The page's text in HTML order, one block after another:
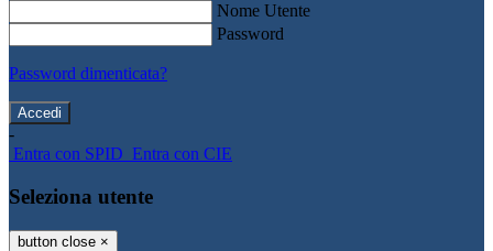
Nome Utente
Password
Password dimenticata?
-
Entra con SPID Entra con CIE
Seleziona utente
button close ×